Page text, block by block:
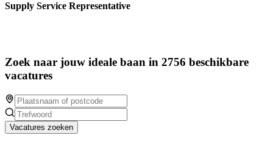
Supply Service Representative
Zoek naar jouw ideale baan in 2756 beschikbare
vacatures
Vacatures zoeken